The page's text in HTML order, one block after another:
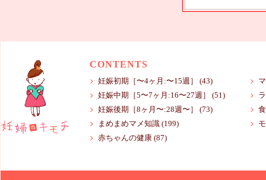
CONTENTS
妊娠初期［〜4ヶ月:〜15週］
(43)
妊娠中期［5〜7ヶ月:16〜27週］
(51)
妊娠後期［8ヶ月〜:28週〜］
(73)
まめまめマメ知識 (199)
赤ちゃんの健康 (87)